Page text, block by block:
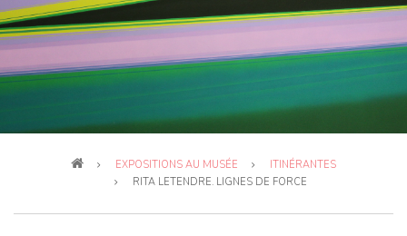
d'ArianeEXPOSITIONS AU MUSÉE
ITINÉRANTES
RITA LETENDRE. LIGNES DE FORCE